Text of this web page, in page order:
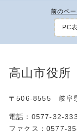
前のペ
PC
高山市役所
〒506-8555 岐阜
電話：0577-32-
ファクス：0577-